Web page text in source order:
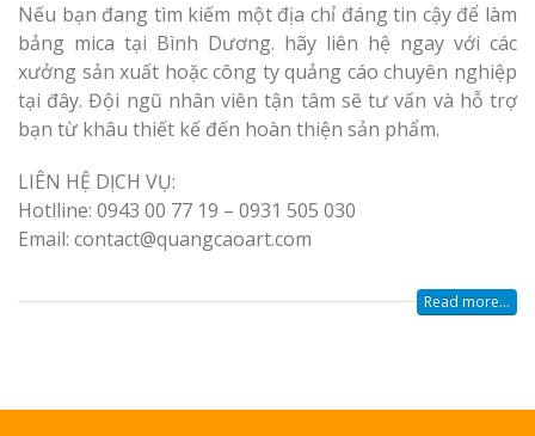
Nếu bạn đang tìm kiếm một địa chỉ đáng tin cậy để làm
bảng mica tại Bình Dương. hãy liên hệ ngay với các
xưởng sản xuất hoặc công ty quảng cáo chuyên nghiệp
tại đây. Đội ngũ nhân viên tận tâm sẽ tư vấn và hỗ trợ
bạn từ khâu thiết kế đến hoàn thiện sản phẩm.
LIÊN HỆ DỊCH VỤ:
Hotlline: 0943 00 77 19 – 0931 505 030
Email: contact@quangcaoart.com
Read more...